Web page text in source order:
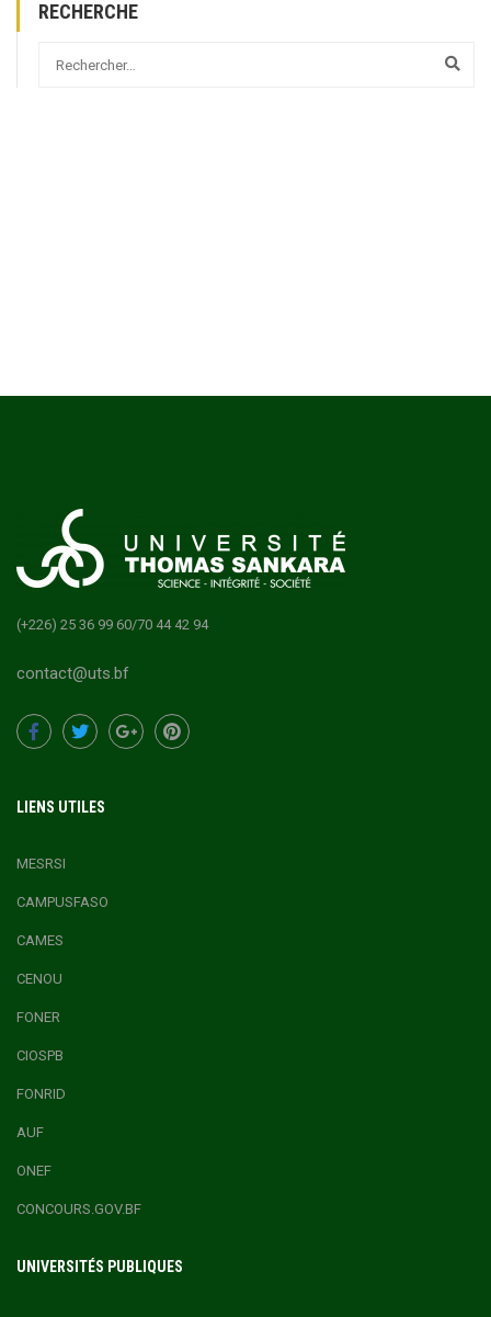
RECHERCHE
(+226) 25 36 99 60/70 44 42 94
contact@uts.bf
LIENS UTILES
MESRSI
CAMPUSFASO
CAMES
CENOU
FONER
CIOSPB
FONRID
AUF
ONEF
CONCOURS.GOV.BF
UNIVERSITÉS PUBLIQUES